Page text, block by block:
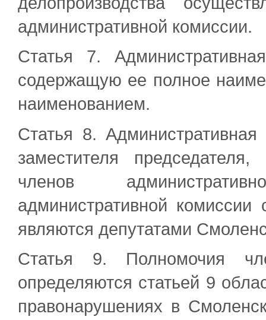
административной комиссии.
Статья 7.
содержащую ее полное
наименованием.
Статья 8.
заместителя
членов
административной
являются депутатами
Статья 9. Полномочия
определяются статьей 9
правонарушениях в